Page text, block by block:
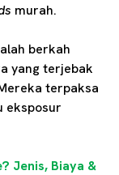
murah.
berkah
yang terjebak
terpaksa
eksposur
Jenis, Biaya &